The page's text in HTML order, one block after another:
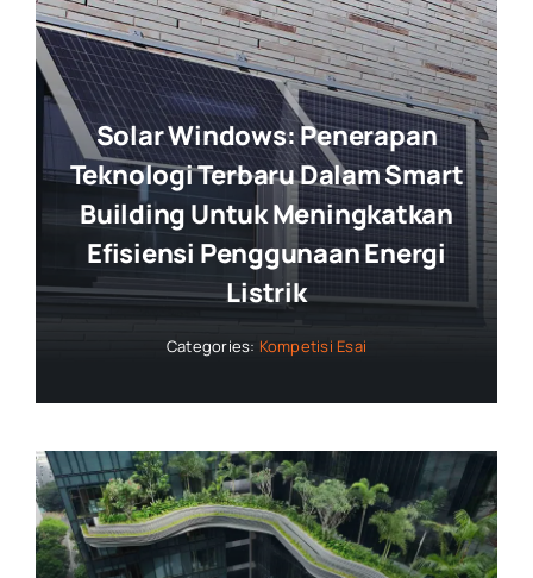
Solar Windows: Penerapan
Teknologi Terbaru Dalam Smart
Building Untuk Meningkatkan
Efisiensi Penggunaan Energi
Listrik
Categories: Kompetisi Esai